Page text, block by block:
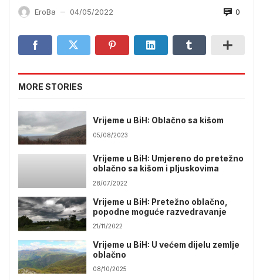
EroBa — 04/05/2022 0
MORE STORIES
Vrijeme u BiH: Oblačno sa kišom
05/08/2023
Vrijeme u BiH: Umjereno do pretežno
oblačno sa kišom i pljuskovima
28/07/2022
Vrijeme u BiH: Pretežno oblačno,
popodne moguće razvedravanje
21/11/2022
Vrijeme u BiH: U većem dijelu zemlje
oblačno
08/10/2025